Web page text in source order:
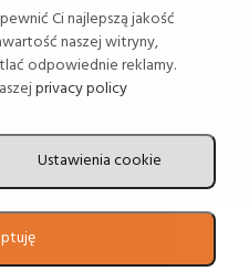
Ci najlepszą jakość
naszej witryny,
odpowiednie reklamy.
privacy policy
Ustawienia cookie